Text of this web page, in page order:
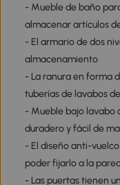
- Mueble de baño
almacenar artículos
- El armario de dos
almacenamiento
- La ranura en forma
tuberías de lavabos
- Mueble bajo lavabo
duradero y fácil de
- El diseño anti-
poder fijarlo a la
- Las puertas tienen